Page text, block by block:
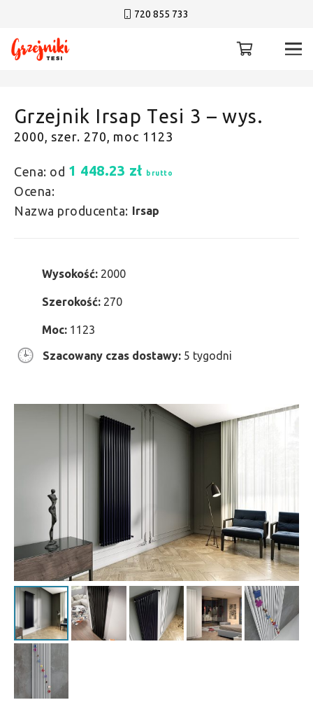
720 855 733
Grzejnik Irsap Tesi 3 – wys.
2000, szer. 270, moc 1123
Cena: od 1 448.23 zł brutto
Ocena:
Nazwa producenta: Irsap
Wysokość: 2000
Szerokość: 270
Moc: 1123
Szacowany czas dostawy: 5 tygodni